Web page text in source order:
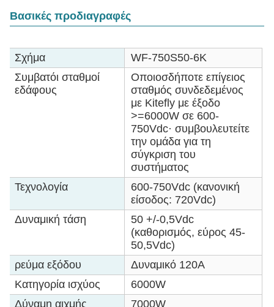
Βασικές προδιαγραφές
Σχήμα
WF-750S50-6K
Συμβατόι σταθμοί
εδάφους
Οποιοσδήποτε επίγειος
σταθμός συνδεδεμένος
με Kitefly με έξοδο
>=6000W σε 600-
750Vdc· συμβουλευτείτε
την ομάδα για τη
σύγκριση του
συστήματος
Τεχνολογία
600-750Vdc (κανονική
είσοδος: 720Vdc)
Δυναμική τάση
50 +/-0,5Vdc
(καθορισμός, εύρος 45-
50,5Vdc)
ρεύμα εξόδου
Δυναμικό 120A
Κατηγορία ισχύος
6000W
Δύναμη αιχμής
7000W